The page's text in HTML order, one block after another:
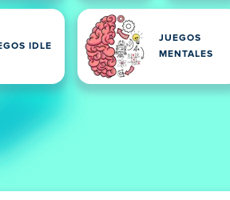
IDLE
JUEGOS
MENTALES